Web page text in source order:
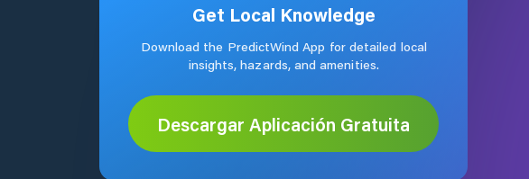
Get Local Knowledge
Download the PredictWind App for detailed local
insights, hazards, and amenities.
Descargar Aplicación Gratuita